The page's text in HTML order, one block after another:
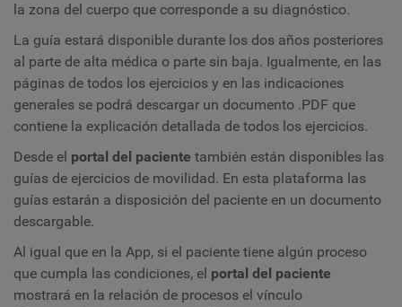
la zona del cuerpo que corresponde a su diagnóstico.
La guía estará disponible durante los dos años posteriores
al parte de alta médica o parte sin baja. Igualmente, en las
páginas de todos los ejercicios y en las indicaciones
generales se podrá descargar un documento .PDF que
contiene la explicación detallada de todos los ejercicios.
Desde el portal del paciente también están disponibles las
guías de ejercicios de movilidad. En esta plataforma las
guías estarán a disposición del paciente en un documento
descargable.
Al igual que en la App, si el paciente tiene algún proceso
que cumpla las condiciones, el portal del paciente
mostrará en la relación de procesos el vínculo